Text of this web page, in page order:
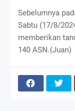
Sebelumnya
Sabtu (17/8/
memberikan
140 ASN.(Juan)